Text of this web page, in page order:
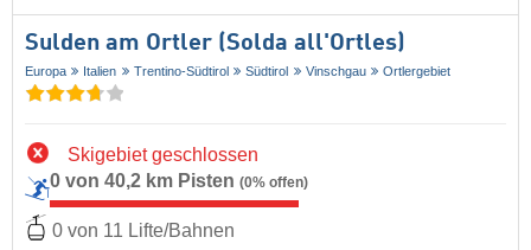
Sulden am Ortler (Solda all'Ortles)
Europa Italien Trentino-Südtirol Südtirol Vinschgau Ortlergebiet
Skigebiet geschlossen
0 von 40,2 km Pisten (0% offen)
0 von 11 Lifte/Bahnen